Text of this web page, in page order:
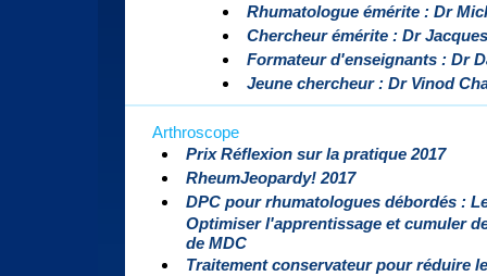
Rhumatologue émérite : Dr
Chercheur émérite : Dr
Formateur d'enseignants : Dr
Jeune chercheur : Dr Vinod
Arthroscope
Prix Réflexion sur la pratique 2017
RheumJeopardy! 2017
DPC pour rhumatologues débordés :
Optimiser l'apprentissage et cumuler
de MDC
Traitement conservateur pour réduire